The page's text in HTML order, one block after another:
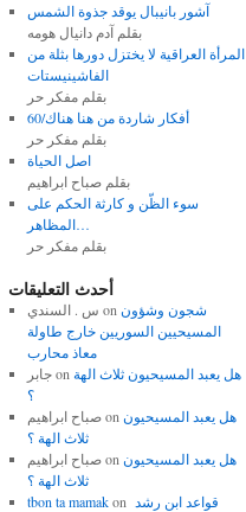
آشور بانيبال يوقد جذوة الشمس
بقلم آدم دانيال هومه
المرأة العراقية لا يختزل دورها بثلة من
الفاشينيستات
بقلم مفكر حر
أفكار شاردة من هنا هناك/60
بقلم مفكر حر
اصل الحياة
بقلم صباح ابراهيم
سوء الظّن و كارثة الحكم على
المظاهر…
بقلم مفكر حر
أحدث التعليقات
س . السندي on شجون وشؤون
المسيحيين السوريين خارج طاولة
معاذ محارب
جابرon هل يعبد المسيحيون ثلاث الهة
؟
صباح ابراهيمon هل يعبد المسيحيون
ثلاث الهة ؟
صباح ابراهيمon هل يعبد المسيحيون
ثلاث الهة ؟
tbon ta mamakon